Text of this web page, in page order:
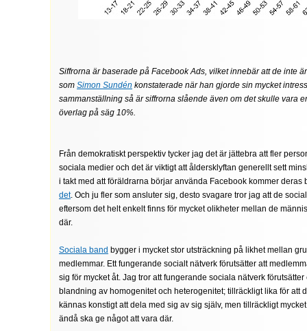
Siffrorna är baserade på Facebook Ads, vilket innebär att de inte
som Simon Sundén konstaterade när han gjorde sin mycket
sammanställning så är siffrorna slående även om det skulle vara
överlag på säg 10%.
Från demokratiskt perspektiv tycker jag det är jättebra att fler
sociala medier och det är viktigt att åldersklyftan generellt sett
i takt med att föräldrarna börjar använda Facebook kommer deras
det. Och ju fler som ansluter sig, desto svagare tror jag att de
eftersom det helt enkelt finns för mycket olikheter mellan de
där.
Sociala band bygger i mycket stor utsträckning på likhet mellan
medlemmar. Ett fungerande socialt nätverk förutsätter att
sig för mycket åt. Jag tror att fungerande sociala nätverk
blandning av homogenitet och heterogenitet; tillräckligt lika för att
kännas konstigt att dela med sig av sig själv, men tillräckligt
ändå ska ge något att vara där.